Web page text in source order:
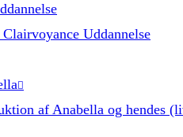
Uddannelse
af Anabella og hendes